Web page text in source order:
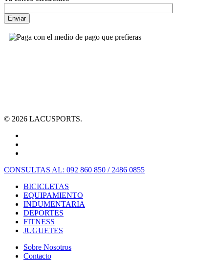
© 2026 LACUSPORTS.
CONSULTAS AL: 092 860 850 / 2486 0855
BICICLETAS
EQUIPAMIENTO
INDUMENTARIA
DEPORTES
FITNESS
JUGUETES
Sobre Nosotros
Contacto